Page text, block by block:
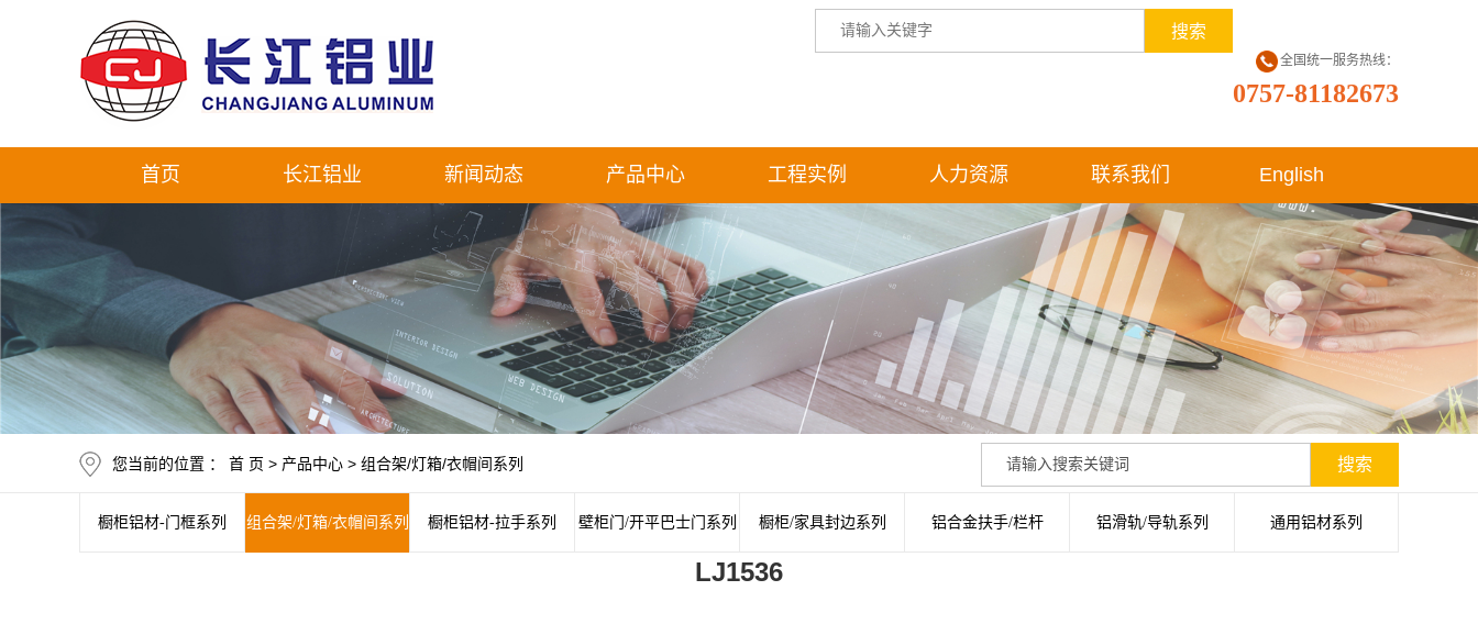
全国统一服务热线：
0757-81182673
首页 长江铝业 新闻动态 产品中心 工程实例 人力资源 联系我们 English
您当前的位置 ： 首 页 > 产品中心 > 组合架/灯箱/衣帽间系列
橱柜铝材-门框系列 组合架/灯箱/衣帽间系列 橱柜铝材-拉手系列 壁柜门/开平巴士门系列 橱柜/家具封边系列 铝合金扶手/栏杆 铝滑轨/导轨系列 通用铝材系列
LJ1536